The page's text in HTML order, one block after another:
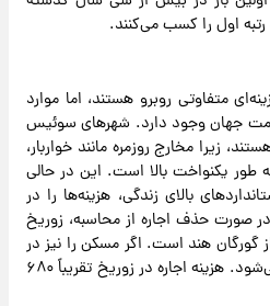
اول را کسب می‌کنند.
متفاوتی روبرو هستند، اما موارد
جهان وجود دارد. شهرهای سوئیس
زیرا مخارج روزمره مانند خواربار،
یکنواخت بالا است. این در حالی
بالای زندگی، هزینه‌ها را در
صورت حذف اجاره از محاسبه، زوریخ
گورگان هند است. اگر مسکن را نیز در
نظر بگیریم، این شکاف بیشتر می‌شود. هزینه اجاره در زوریخ تقریباً ۶۸۰